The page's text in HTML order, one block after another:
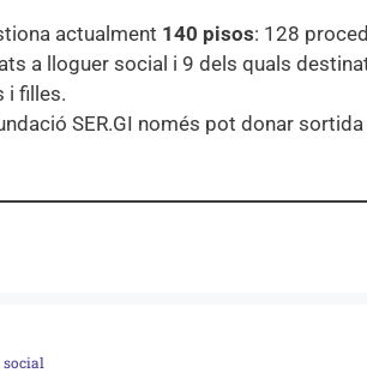
actualment 140 pisos: 128
a lloguer social i 9 dels quals
i filles.
SER.GI només pot donar sortida
social